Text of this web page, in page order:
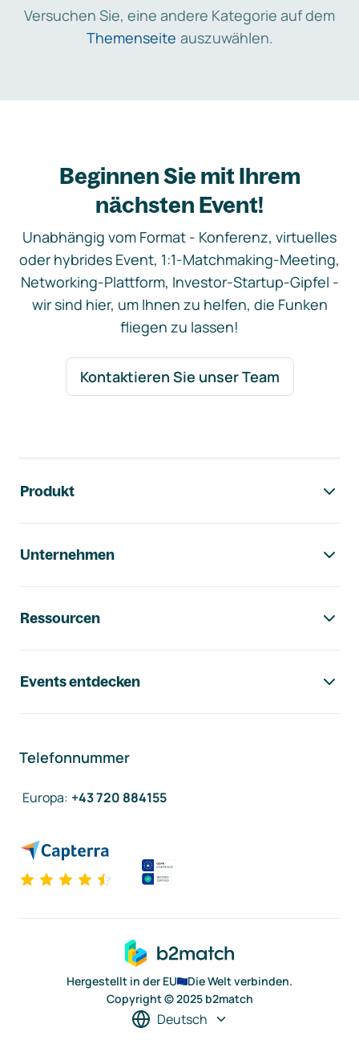
Versuchen Sie, eine andere Kategorie auf dem
Themenseite auszuwählen.
Beginnen Sie mit Ihrem
nächsten Event!
Unabhängig vom Format - Konferenz, virtuelles
oder hybrides Event, 1:1-Matchmaking-Meeting,
Networking-Plattform, Investor-Startup-Gipfel -
wir sind hier, um Ihnen zu helfen, die Funken
fliegen zu lassen!
Kontaktieren Sie unser Team
Produkt
Unternehmen
Ressourcen
Events entdecken
Telefonnummer
Europa: +43 720 884155
Hergestellt in der EU
Die Welt verbinden.
Copyright © 2025 b2match
Deutsch